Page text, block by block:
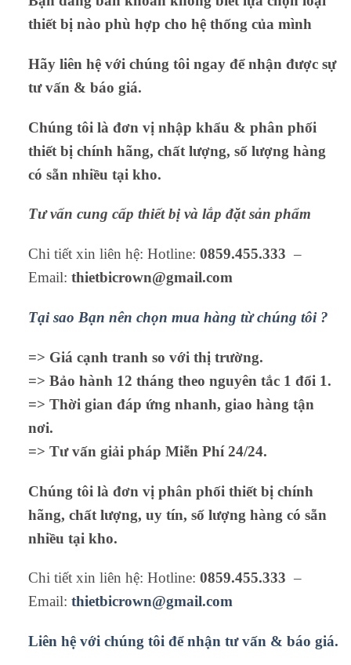
thiết bị nào phù hợp cho hệ thống của mình
Hãy liên hệ với chúng tôi ngay để nhận được sự
tư vấn & báo giá.
Chúng tôi là đơn vị nhập khẩu & phân phối
thiết bị chính hãng, chất lượng, số lượng hàng
có sẵn nhiều tại kho.
Tư vấn cung cấp thiết bị và lắp đặt sản phẩm
Chi tiết xin liên hệ: Hotline: 0859.455.333 –
Email: thietbicrown@gmail.com
Tại sao Bạn nên chọn mua hàng từ chúng tôi ?
=> Giá cạnh tranh so với thị trường.
=> Bảo hành 12 tháng theo nguyên tắc 1 đổi 1.
=> Thời gian đáp ứng nhanh, giao hàng tận
nơi.
=> Tư vấn giải pháp Miễn Phí 24/24.
Chúng tôi là đơn vị phân phối thiết bị chính
hãng, chất lượng, uy tín, số lượng hàng có sẵn
nhiều tại kho.
Chi tiết xin liên hệ: Hotline: 0859.455.333 –
Email: thietbicrown@gmail.com
Liên hệ với chúng tôi để nhận tư vấn & báo giá.